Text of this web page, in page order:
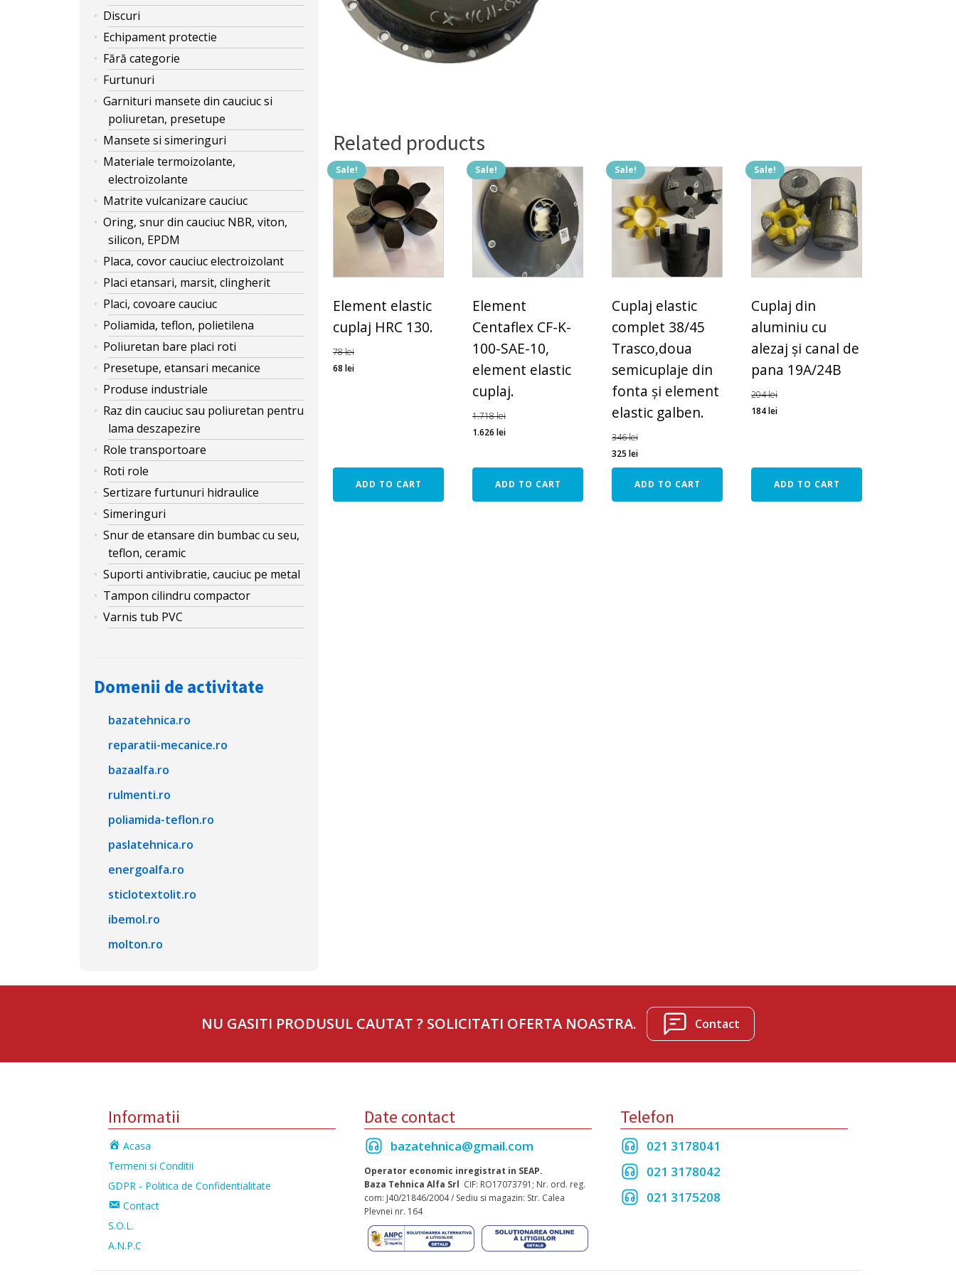
Discuri
Echipament protectie
Fără categorie
Furtunuri
Garnituri mansete din cauciuc si
poliuretan, presetupe
Mansete si simeringuri
Materiale termoizolante,
electroizolante
Matrite vulcanizare cauciuc
Oring, snur din cauciuc NBR, viton,
silicon, EPDM
Placa, covor cauciuc electroizolant
Placi etansari, marsit, clingherit
Placi, covoare cauciuc
Poliamida, teflon, polietilena
Poliuretan bare placi roti
Presetupe, etansari mecanice
Produse industriale
Raz din cauciuc sau poliuretan pentru
lama deszapezire
Role transportoare
Roti role
Sertizare furtunuri hidraulice
Simeringuri
Snur de etansare din bumbac cu seu,
teflon, ceramic
Suporti antivibratie, cauciuc pe metal
Tampon cilindru compactor
Varnis tub PVC
Domenii de activitate
bazatehnica.ro
reparatii-mecanice.ro
bazaalfa.ro
rulmenti.ro
poliamida-teflon.ro
paslatehnica.ro
energoalfa.ro
sticlotextolit.ro
ibemol.ro
molton.ro
Related products
Sale!
Element elastic
cuplaj HRC 130.
78lei
68 lei
ADD TO CART
Sale!
Element
Centaflex CF-K-
100-SAE-10,
element elastic
cuplaj.
1.718lei
1.626 lei
ADD TO CART
Sale!
Cuplaj elastic
complet 38/45
Trasco,doua
semicuplaje din
fonta și element
elastic galben.
346lei
325 lei
ADD TO CART
Sale!
Cuplaj din
aluminiu cu
alezaj și canal de
pana 19A/24B
204lei
184lei
ADD TO CART
NU GASITI PRODUSUL CAUTAT ? SOLICITATI OFERTA NOASTRA. Contact
Informatii
Acasa
Termeni si Conditii
GDPR - Politica de Confidentialitate
Contact
S.O.L.
A.N.P.C
Date contact
bazatehnica@gmail.com
Operator economic inregistrat in SEAP.
Baza Tehnica Alfa Srl CIF: RO17073791; Nr. ord. reg.
com: J40/21846/2004 / Sediu si magazin: Str. Calea
Plevnei nr. 164
Telefon
021 3178041
021 3178042
021 3175208